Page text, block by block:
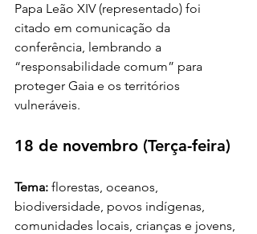
Papa Leão XIV (representado) foi
citado em comunicação da
conferência, lembrando a
“responsabilidade comum” para
proteger Gaia e os territórios
vulneráveis.
18 de novembro (Terça-feira)
Tema: florestas, oceanos,
biodiversidade, povos indígenas,
comunidades locais, crianças e jovens,